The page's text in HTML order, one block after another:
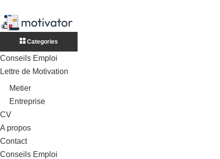
Categories
Conseils Emploi
Lettre de Motivation
Metier
Entreprise
CV
A propos
Contact
Conseils Emploi